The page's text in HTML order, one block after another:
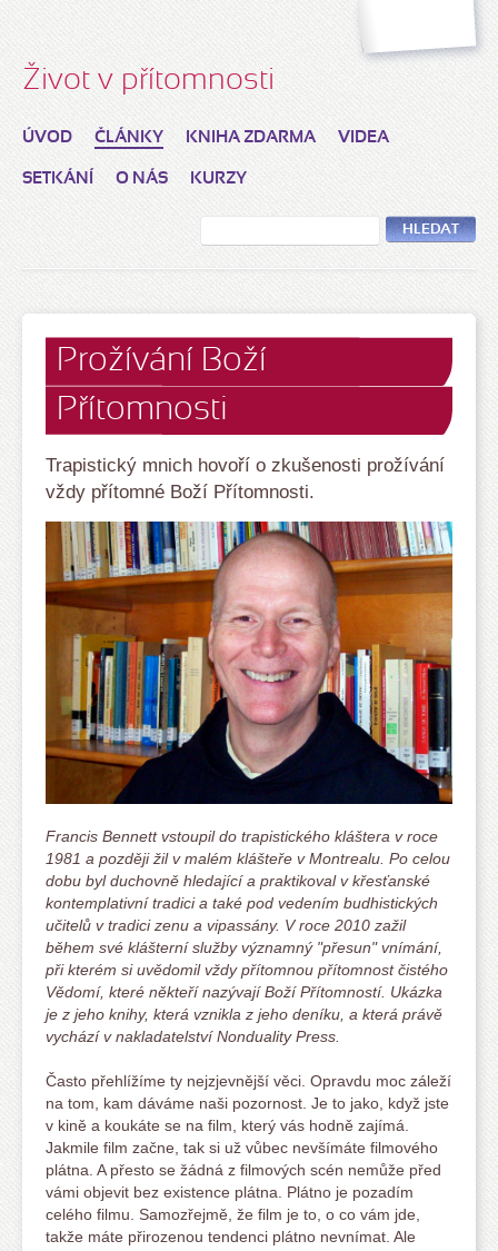
Život v přítomnosti
ÚVOD ČLÁNKY KNIHA ZDARMA VIDEA
SETKÁNÍ O NÁS KURZY
HLEDAT
Prožívání Boží
Přítomnosti
Trapistický mnich hovoří o zkušenosti prožívání
vždy přítomné Boží Přítomnosti.
Francis Bennett vstoupil do trapistického kláštera v roce
1981 a později žil v malém klášteře v Montrealu. Po celou
dobu byl duchovně hledající a praktikoval v křesťanské
kontemplativní tradici a také pod vedením budhistických
učitelů v tradici zenu a vipassány. V roce 2010 zažil
během své klášterní služby významný "přesun" vnímání,
při kterém si uvědomil vždy přítomnou přítomnost čistého
Vědomí, které někteří nazývají Boží Přítomností. Ukázka
je z jeho knihy, která vznikla z jeho deníku, a která právě
vychází v nakladatelství Nonduality Press.
Často přehlížíme ty nejzjevnější věci. Opravdu moc záleží
na tom, kam dáváme naši pozornost. Je to jako, když jste
v kině a koukáte se na film, který vás hodně zajímá.
Jakmile film začne, tak si už vůbec nevšímáte filmového
plátna. A přesto se žádná z filmových scén nemůže před
vámi objevit bez existence plátna. Plátno je pozadím
celého filmu. Samozřejmě, že film je to, o co vám jde,
takže máte přirozenou tendenci plátno nevnímat. Ale